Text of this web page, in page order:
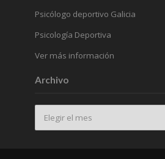
Psicólogo deportivo Galicia
Psicología Deportiva
Ver más información
Archivo
Archivo